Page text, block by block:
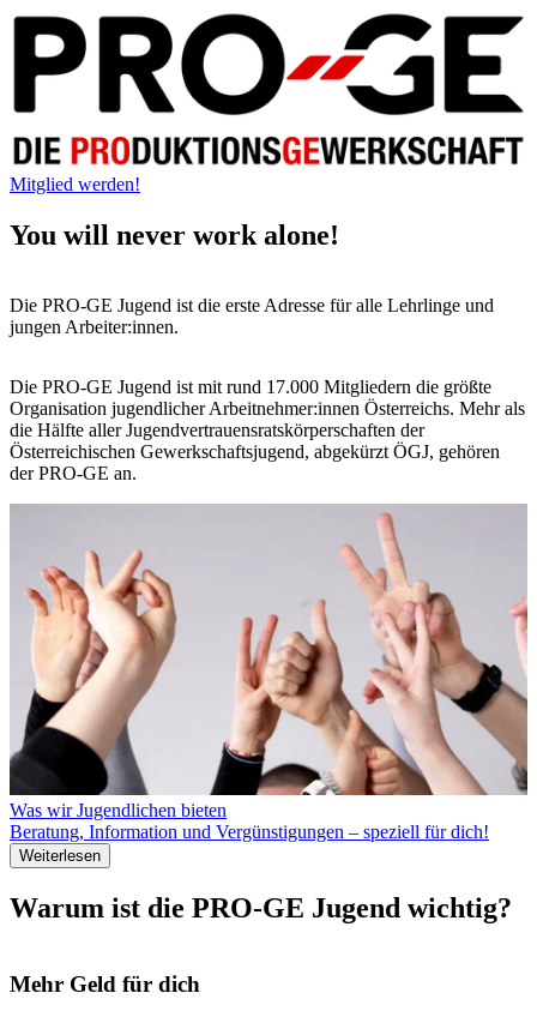
Mitglied werden!
You will never work alone!
Die PRO-GE Jugend ist die erste Adresse für alle Lehrlinge und
jungen Arbeiter:innen.
Die PRO-GE Jugend ist mit rund 17.000 Mitgliedern die größte
Organisation jugendlicher Arbeitnehmer:innen Österreichs. Mehr als
die Hälfte aller Jugendvertrauensratskörperschaften der
Österreichischen Gewerkschaftsjugend, abgekürzt ÖGJ, gehören
der PRO-GE an.
Was wir Jugendlichen bieten
Beratung, Information und Vergünstigungen – speziell für dich!
Weiterlesen
Warum ist die PRO-GE Jugend wichtig?
Mehr Geld für dich